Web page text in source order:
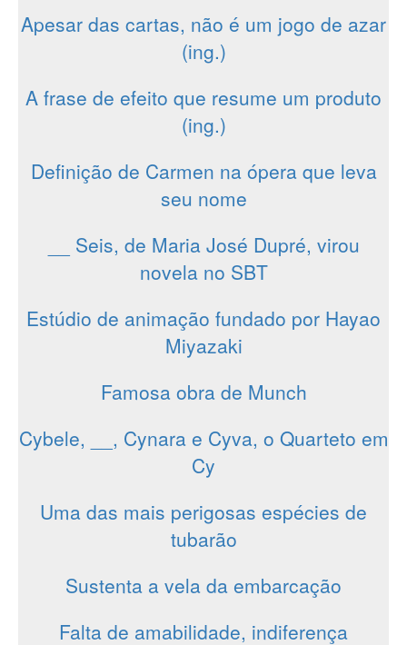
Apesar das cartas, não é um jogo de azar
(ing.)
A frase de efeito que resume um produto
(ing.)
Definição de Carmen na ópera que leva
seu nome
__ Seis, de Maria José Dupré, virou
novela no SBT
Estúdio de animação fundado por Hayao
Miyazaki
Famosa obra de Munch
Cybele, __, Cynara e Cyva, o Quarteto em
Cy
Uma das mais perigosas espécies de
tubarão
Sustenta a vela da embarcação
Falta de amabilidade, indiferença